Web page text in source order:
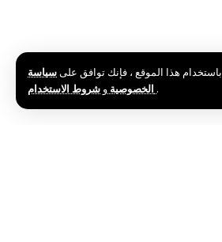
باستخدام هذا الموقع ، فإنك توافق علىسياسة
الخصوصية و .